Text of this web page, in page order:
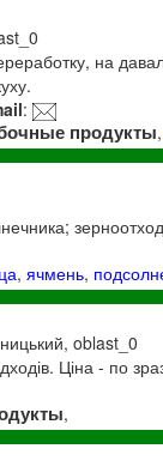
на
:
продукты,
,ячмень,
oblast_0
Ціна - по
,